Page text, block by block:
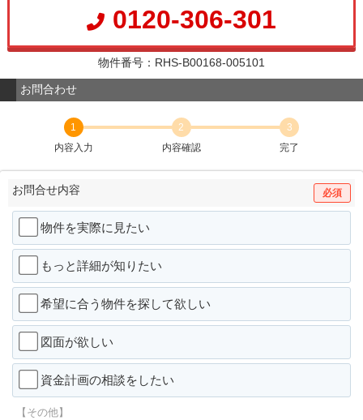
0120-306-301
物件番号：RHS-B00168-005101
お問合わせ
1
内容入力
2
内容確認
3
完了
お問合せ内容 必須
物件を実際に見たい
もっと詳細が知りたい
希望に合う物件を探して欲しい
図面が欲しい
資金計画の相談をしたい
【その他】